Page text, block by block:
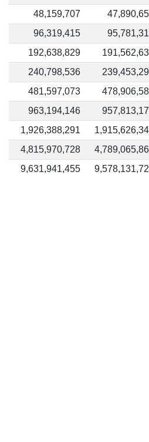
48,159,707
96,319,415
192,638,829
240,798,536
481,597,073
963,194,146
1,926,388,291
4,815,970,728
9,631,941,455